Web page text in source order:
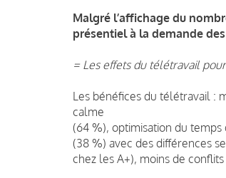
Malgré l’affichage du
présentiel à la demande
= Les effets du télétravail
Les bénéfices du télétravail :
calme
(64 %), optimisation du
(38 %) avec des différences
chez les A+), moins de